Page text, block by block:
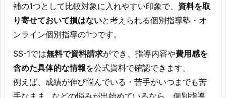
補の1つとして比較対象に入れやすい印象で、 資料を取
り寄せておいて損はないと考えられる個別指導塾・オ
ンライン個別指導の1つです。
SS-1では無料で資料請求ができ、指導内容や費用感を
含めた具体的な情報を公式資料で確認できます。
例えば、成績が伸び悩んでいる・苦手がいつまでも苦
手なまま…などの悩みが出始めているなら、個別指導